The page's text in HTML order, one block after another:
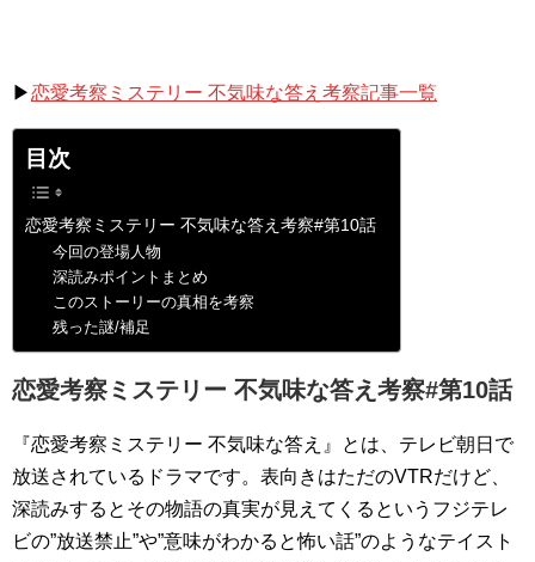
▶恋愛考察ミステリー 不気味な答え考察記事一覧
目次
恋愛考察ミステリー 不気味な答え考察#第10話
今回の登場人物
深読みポイントまとめ
このストーリーの真相を考察
残った謎/補足
恋愛考察ミステリー 不気味な答え考察#第10話
『恋愛考察ミステリー 不気味な答え』とは、テレビ朝日で
放送されているドラマです。表向きはただのVTRだけど、
深読みするとその物語の真実が見えてくるというフジテレ
ビの”放送禁止”や”意味がわかると怖い話”のようなテイスト